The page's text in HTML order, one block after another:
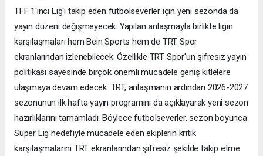
TFF 1'inci Lig'i takip eden futbolseverler için yeni sezonda da
yayın düzeni değişmeyecek. Yapılan anlaşmayla birlikte ligin
karşılaşmaları hem Bein Sports hem de TRT Spor
ekranlarından izlenebilecek. Özellikle TRT Spor'un şifresiz yayın
politikası sayesinde birçok önemli mücadele geniş kitlelere
ulaşmaya devam edecek. TRT, anlaşmanın ardından 2026-2027
sezonunun ilk hafta yayın programını da açıklayarak yeni sezon
hazırlıklarını tamamladı. Böylece futbolseverler, sezon boyunca
Süper Lig hedefiyle mücadele eden ekiplerin kritik
karşılaşmalarını TRT ekranlarından şifresiz şekilde takip etme